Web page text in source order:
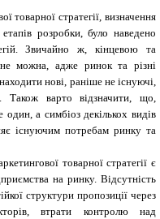
товарної стратегії, визначення
розробки, було наведено
Звичайно ж, кінцевою та
можна, адже ринок та різні
нові, раніше не існуючі,
Також варто відзначити, що,
а симбіоз декількох видів
існуючим потребам ринку та
товарної стратегії є
на ринку. Відсутність
структури пропозиції через
втрати контролю над